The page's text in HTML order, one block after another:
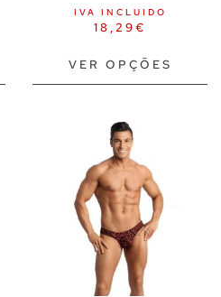
18,29€
IVA INCLUIDO
VER OPÇÕES